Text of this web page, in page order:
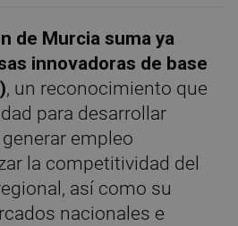
de Murcia suma ya
innovadoras de base
, un reconocimiento que
para desarrollar
empleo
la competitividad del
así como su
nacionales e